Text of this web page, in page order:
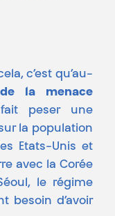
c’est qu’au-
la menace
peser une
la population
Etats-Unis et
avec la Corée
le régime
besoin d’avoir